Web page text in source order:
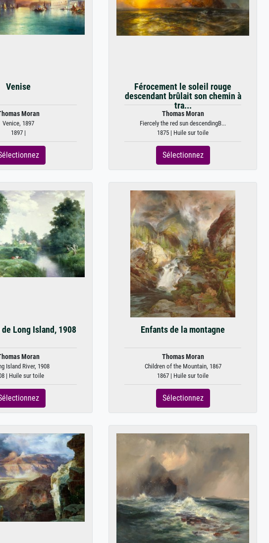
Venise
Moran
Venice, 1897
1897 |
Férocement le soleil rouge
descendant brûlait son chemin à
tra...
Thomas Moran
Fiercely the red sun descendingB...
1875 | Huile sur toile
Sélectionnez
Long Island, 1908
Moran
Island River, 1908
| Huile sur toile
Enfants de la montagne
Thomas Moran
Children of the Mountain, 1867
1867 | Huile sur toile
Sélectionnez